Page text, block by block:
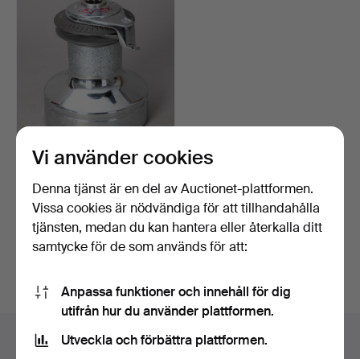
Lewmar Ocean 40ST
vinsch.
Klubbades 17 feb 2025
14 bud
405 USD
Auktionsarkivet
Vi använder cookies
Denna tjänst är en del av Auctionet-plattformen.
Vissa cookies är nödvändiga för att tillhandahålla
tjänsten, medan du kan hantera eller återkalla ditt
samtycke för de som används för att:
Anpassa funktioner och innehåll för dig
utifrån hur du använder plattformen.
Utveckla och förbättra plattformen.